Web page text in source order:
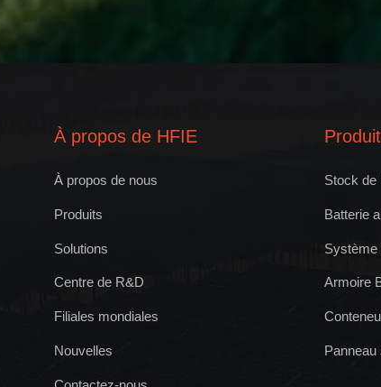
À propos de HFIE
À propos de nous
Produits
Solutions
Centre de R&D
Filiales mondiales
Nouvelles
Stock de
Batterie
Système
Armoire
Panneau